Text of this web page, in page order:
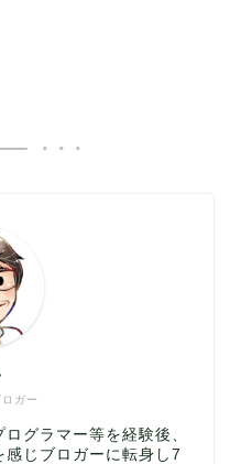
ガー
グラマー等を経験後、
感じブロガーに転身し7